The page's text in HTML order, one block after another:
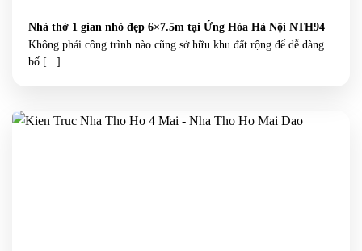
Nhà thờ 1 gian nhỏ đẹp 6×7.5m tại Ứng Hòa Hà Nội NTH94
Không phải công trình nào cũng sở hữu khu đất rộng để dễ dàng
bố [...]